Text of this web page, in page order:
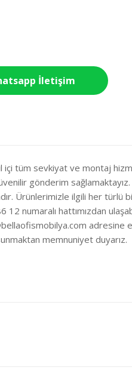
İletişim
içi tüm sevkiyat ve montaj
gönderim
Ürünlerimizle ilgili her türlü
numaralı hattımızdan
adresine
memnuniyet duyarız.